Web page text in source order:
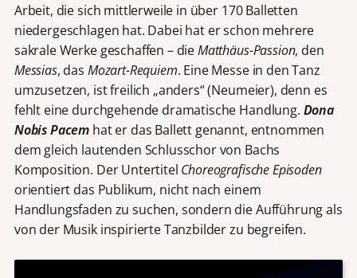
Arbeit, die sich mittlerweile in über 170 Balletten
niedergeschlagen hat. Dabei hat er schon mehrere
sakrale Werke geschaffen – dieMatthäus-Passion, den
Messias, das Mozart-Requiem. Eine Messe in den Tanz
umzusetzen, ist freilich „anders“ (Neumeier), denn es
fehlt eine durchgehende dramatische Handlung. Dona
Nobis Pacem hat er das Ballett genannt, entnommen
dem gleich lautenden Schlusschor von Bachs
Komposition. Der Untertitel Choreografische Episoden
orientiert das Publikum, nicht nach einem
Handlungsfaden zu suchen, sondern die Aufführung als
von der Musik inspirierte Tanzbilder zu begreifen.